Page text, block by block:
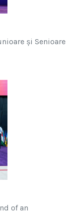
și Senioare
of an